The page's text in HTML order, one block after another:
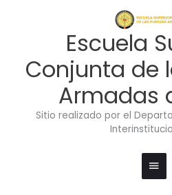
Escuela
Conjunta de
Armadas
Sitio realizado por el